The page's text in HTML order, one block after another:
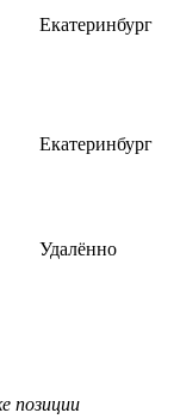
Екатеринбург
Екатеринбург
Удалённо
позиции